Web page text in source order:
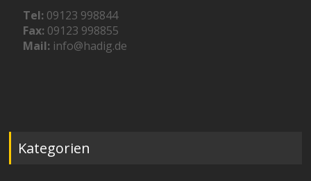
Tel: 09123 998844
Fax: 09123 998855
Mail: info@hadig.de
Kategorien